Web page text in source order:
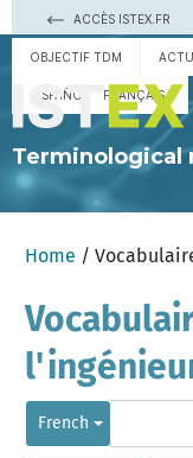
ACCÈS ISTEX.FR
OBJECTIF TDM
ESPAÑOL FRANÇAIS
Terminological
Home /
French